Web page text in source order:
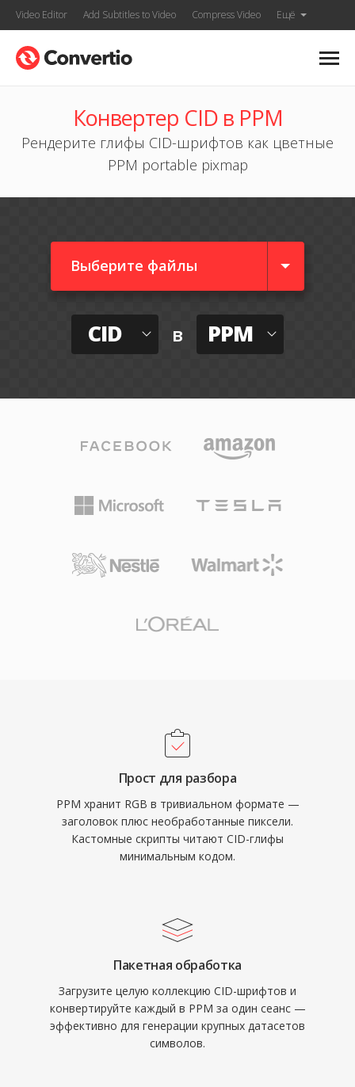
Video Editor Add Subtitles to Video Compress Video Ещё
Конвертер CID в PPM
Рендерите глифы CID-шрифтов как цветные
PPM portable pixmap
Выберите файлы
CID в PPM
Прост для разбора
PPM хранит RGB в тривиальном формате —
заголовок плюс необработанные пиксели.
Кастомные скрипты читают CID-глифы
минимальным кодом.
Пакетная обработка
Загрузите целую коллекцию CID-шрифтов и
конвертируйте каждый в PPM за один сеанс —
эффективно для генерации крупных датасетов
символов.